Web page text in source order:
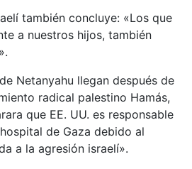
también concluye: «Los que
a nuestros hijos, también
Netanyahu llegan después de
radical palestino Hamás,
que EE. UU. es responsable
de Gaza debido al
a la agresión israelí».